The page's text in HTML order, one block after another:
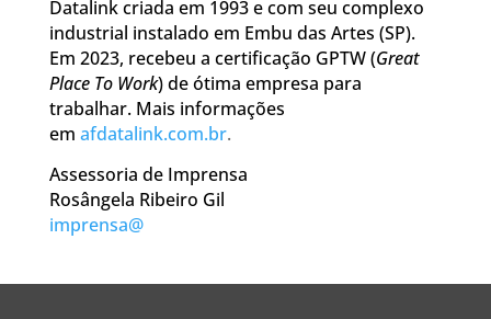
Datalink criada em 1993 e com seu complexo
industrial instalado em Embu das Artes (SP).
Em 2023, recebeu a certificação GPTW (Great
Place To Work) de ótima empresa para
trabalhar. Mais informações
em afdatalink.com.br.
Assessoria de Imprensa
Rosângela Ribeiro Gil
imprensa@